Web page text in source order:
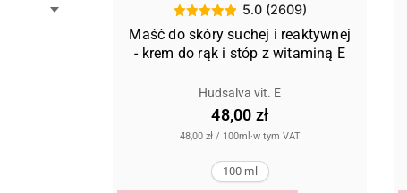
5.0 (2609)
Maść do skóry suchej i reaktywnej
- krem do rąk i stóp z witaminą E
Hudsalva vit. E
48,00 zł
48,00 zł / 100ml ·w tym VAT
100 ml